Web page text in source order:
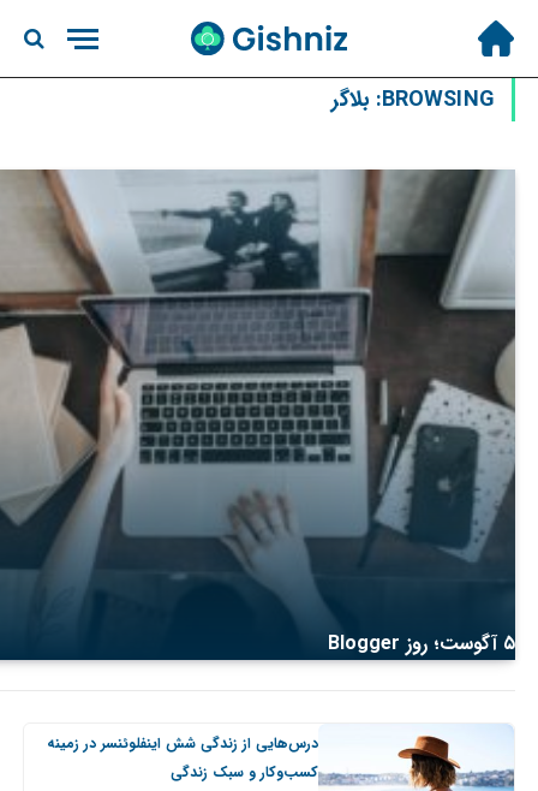
BROWSING: بلاگر
۵ آگوست؛ روز Blogger
درس‌هایی از زندگی شش اینفلوئنسر در زمینه
کسب‌و‌کار و سبک زندگی